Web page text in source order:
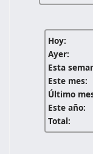
Hoy:
Ayer:
Esta
Este mes:
Último
Este año:
Total: